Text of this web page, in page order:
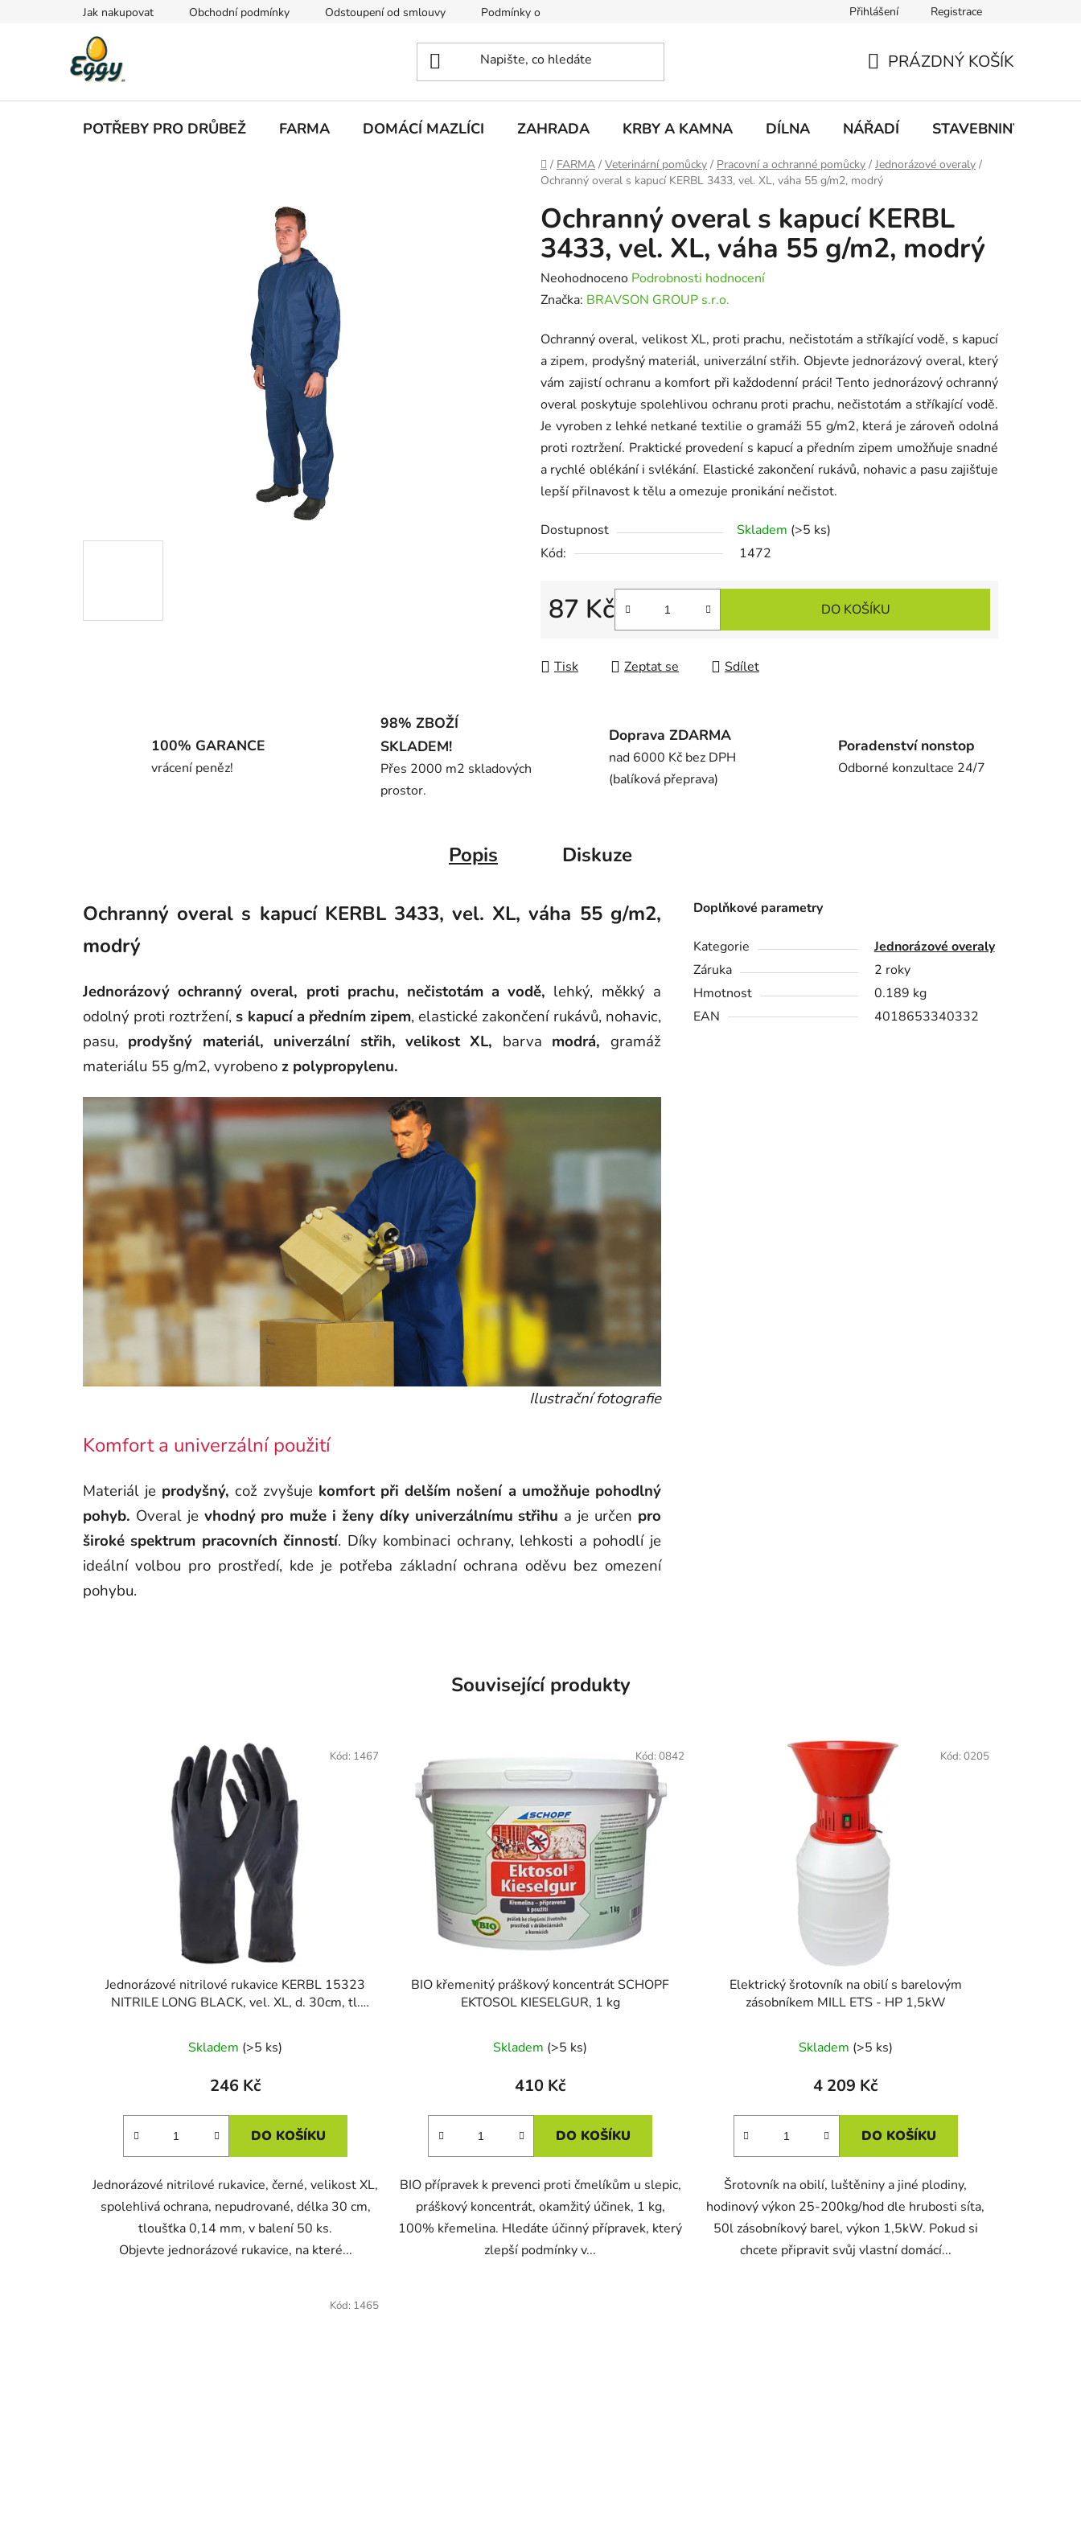
Jak nakupovat Obchodní podmínky Odstoupení od smlouvy Podmínky ochrany osobních údajů Doprava a platbaPřihlášení Registrace
KOŠÍK
PRÁZDNÝ KOŠÍK
POTŘEBY PRO DRŮBEŽ FARMA DOMÁCÍ MAZLÍCI ZAHRADA KRBY A KAMNA DÍLNA NÁŘADÍ STAVEBNINY
Domů
/ FARMA / Veterinární pomůcky / Pracovní a ochranné pomůcky / Jednorázové overaly /
Ochranný overal s kapucí KERBL 3433, vel. XL, váha 55 g/m2, modrý
Ochranný overal s kapucí KERBL
3433, vel. XL, váha 55 g/m2, modrý
Průměrné
hodnocení
je
0,0
z
5
hvězdiček.
Neohodnoceno Podrobnosti hodnocení
Značka: BRAVSON GROUP s.r.o.
Ochranný overal, velikost XL, proti prachu, nečistotám a stříkající vodě, s kapucí
a zipem, prodyšný materiál, univerzální střih. Objevte jednorázový overal, který
vám zajistí ochranu a komfort při každodenní práci! Tento jednorázový ochranný
overal poskytuje spolehlivou ochranu proti prachu, nečistotám a stříkající vodě.
Je vyroben z lehké netkané textilie o gramáži 55 g/m2, která je zároveň odolná
proti roztržení. Praktické provedení s kapucí a předním zipem umožňuje snadné
a rychlé oblékání i svlékání. Elastické zakončení rukávů, nohavic a pasu zajišťuje
lepší přilnavost k tělu a omezuje pronikání nečistot.
Dostupnost Skladem (>5 ks)
Kód:
1472
87 Kč
Měrná cena:
DO KOŠÍKU
Tisk Zeptat se Sdílet
100% GARANCE
vrácení peněz!
98% ZBOŽÍ
SKLADEM!
Přes 2000 m2 skladových
prostor.
Doprava ZDARMA
nad 6000 Kč bez DPH
(balíková přeprava)
Poradenství nonstop
Odborné konzultace 24/7
Popis Diskuze
Ochranný overal s kapucí KERBL 3433, vel. XL, váha 55 g/m2,
modrý
Jednorázový ochranný overal, proti prachu, nečistotám a vodě, lehký, měkký a
odolný proti roztržení,s kapucí a předním zipem,elastické zakončení rukávů, nohavic,
pasu, prodyšný materiál, univerzální střih, velikost XL, barva modrá, gramáž
materiálu 55 g/m2,vyrobenoz polypropylenu.
Ilustrační fotografie
Komfort a univerzální použití
Materiál je prodyšný, což zvyšuje komfort při delším nošení a umožňuje pohodlný
pohyb. Overal je vhodný pro muže i ženy díky univerzálnímu střihu a je určen pro
široké spektrum pracovních činností. Díky kombinaci ochrany, lehkosti a pohodlí je
ideální volbou pro prostředí, kde je potřeba základní ochrana oděvu bez omezení
pohybu.
Doplňkové parametry
Kategorie
Jednorázové overaly
Záruka
2 roky
Hmotnost
0.189 kg
EAN
4018653340332
Související produkty
Jednorázové nitrilové rukavice KERBL 15323
NITRILE LONG BLACK, vel. XL, d. 30cm, tl.
Skladem (>5 ks)
246 Kč
DO KOŠÍKU
Jednorázové nitrilové rukavice, černé, velikost XL,
spolehlivá ochrana, nepudrované, délka 30 cm,
tloušťka 0,14 mm, v balení 50 ks.
Objevte jednorázové rukavice, na které...
Kód: 1467
BIO křemenitý práškový koncentrát SCHOPF
EKTOSOL KIESELGUR, 1 kg
Skladem (>5 ks)
410 Kč
DO KOŠÍKU
BIO přípravek k prevenci proti čmelíkům u slepic,
práškový koncentrát, okamžitý účinek, 1 kg,
100% křemelina. Hledáte účinný přípravek, který
zlepší podmínky v...
Kód: 0842
Elektrický šrotovník na obilí s barelovým
zásobníkem MILL ETS - HP 1,5kW
Skladem (>5 ks)
4 209 Kč
DO KOŠÍKU
Šrotovník na obilí, luštěniny a jiné plodiny,
hodinový výkon 25-200kg/hod dle hrubosti síta,
50l zásobníkový barel, výkon 1,5kW. Pokud si
chcete připravit svůj vlastní domácí...
Kód: 0205
Kód: 1465